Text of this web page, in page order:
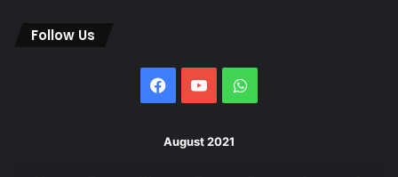
Follow Us
FacebookYouTubeWhatsApp
August 2021